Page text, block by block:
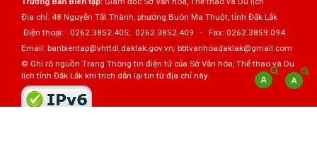
Địa chỉ: 48 Nguyễn Tất Thành, phường Buôn Ma Thuột, tỉnh Đắk Lắk
Điện thoại: 0262.3852.405; 0262.3852.409 - Fax: 0262.3859.094
Email: banbientap@vhttdl.daklak.gov.vn; bbtvanhoadaklak@gmail.com
© Ghi rõ nguồn Trang Thông tin điện tử của Sở Văn hóa, Thể thao và Du
lịch tỉnh Đắk Lắk khi trích dẫn lại tin từ địa chỉ này.